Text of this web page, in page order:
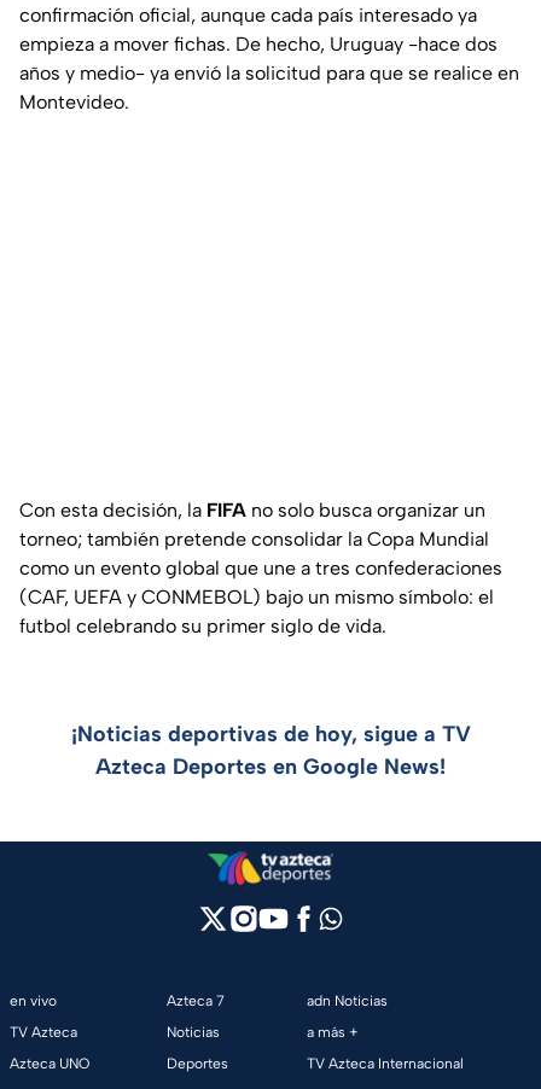
confirmación oficial, aunque cada país interesado ya
empieza a mover fichas. De hecho, Uruguay -hace dos
años y medio- ya envió la solicitud para que se realice en
Montevideo.
Con esta decisión, la FIFA no solo busca organizar un
torneo; también pretende consolidar la Copa Mundial
como un evento global que une a tres confederaciones
(CAF, UEFA y CONMEBOL) bajo un mismo símbolo: el
futbol celebrando su primer siglo de vida.
¡Noticias deportivas de hoy, sigue a TV
Azteca Deportes en Google News!
en vivo
TV Azteca
Azteca UNO
Azteca 7
Noticias
Deportes
adn Noticias
a más +
TV Azteca Internacional